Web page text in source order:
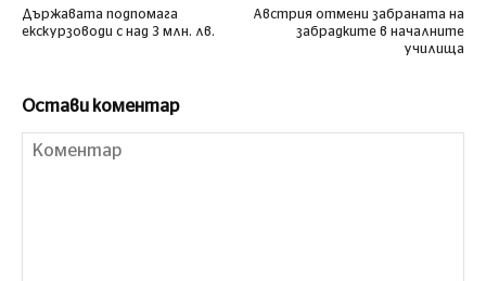
Държавата подпомага
екскурзоводи с над 3 млн. лв.
Австрия отмени забраната на
забрадките в началните
училища
Остави коментар